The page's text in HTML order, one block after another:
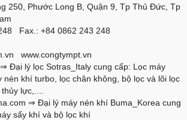
250, Phước Long B, Quận 9, Tp Thủ Đức, Tp
Fax.: +84 0862 243 248
www.congtympt.vn
⇒ Đại lý lọc Sotras_Italy cung cấp: Lọc máy
nén khí turbo, lọc chân không, bộ lọc và lõi lọc
lực,....
⇒ Đại lý máy nén khí Buma_Korea cung
sấy khí và bộ lọc khí